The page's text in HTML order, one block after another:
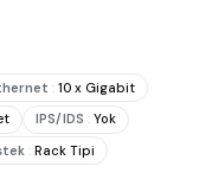
: 10 x Gigabit
IPS/IDS : Yok
: Rack Tipi